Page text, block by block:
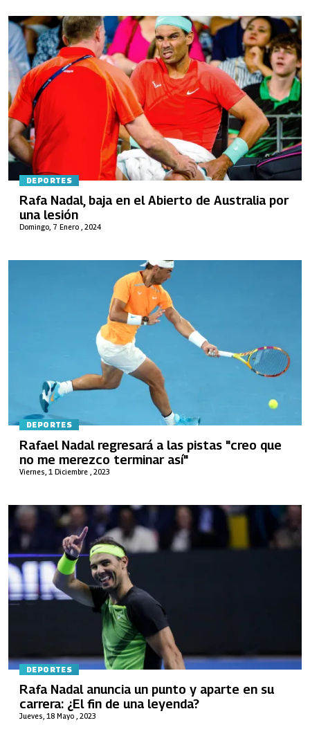
DEPORTES
Domingo, 7 Enero , 2024
Rafa Nadal, baja en el Abierto de Australia por
una lesión
DEPORTES
Viernes, 1 Diciembre , 2023
Rafael Nadal regresará a las pistas "creo que
no me merezco terminar así"
DEPORTES
Jueves, 18 Mayo , 2023
Rafa Nadal anuncia un punto y aparte en su
carrera: ¿El fin de una leyenda?